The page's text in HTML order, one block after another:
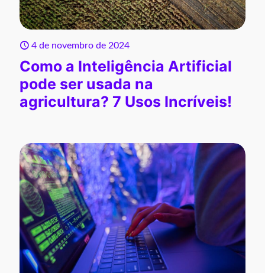
4 de novembro de 2024
Como a Inteligência Artificial
pode ser usada na
agricultura? 7 Usos Incríveis!